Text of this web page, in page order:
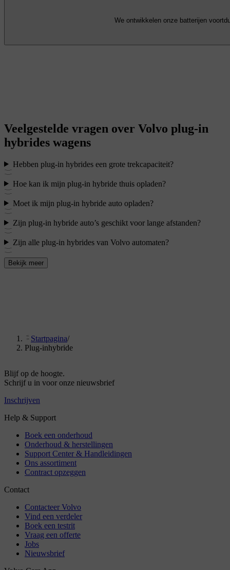
We ontwikkelen onze batterijen
Veelgestelde vragen over Volvo plug-in
hybrides wagens
Hebben plug-in hybrides een grote trekcapaciteit?
Hoe kan ik mijn plug-in hybride thuis opladen?
Moet ik mijn plug-in hybride auto opladen?
Zijn plug-in hybride auto’s geschikt voor lange afstanden?
Zijn alle plug-in hybrides van Volvo automaten?
Bekijk meer
Startpagina/
Plug-inhybride